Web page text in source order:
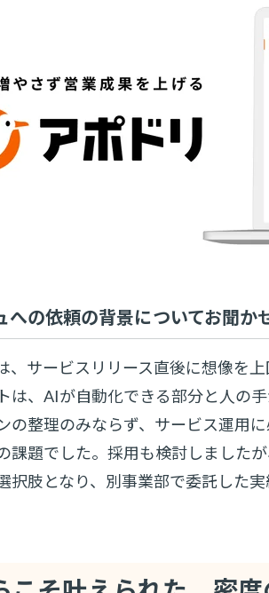
の依頼の背景についてお聞か
、サービスリリース直後に想像を
は、AIが自動化できる部分と人の
の整理のみならず、サービス運用
課題でした。採用も検討しました
択肢となり、別事業部で委託した